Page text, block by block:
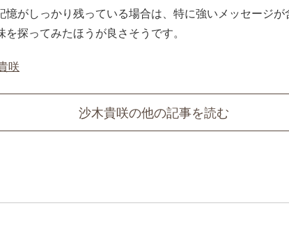
憶がしっかり残っている場合は、特に強いメッセージが
探ってみたほうが良さそうです。
咲
沙木貴咲の他の記事を読む